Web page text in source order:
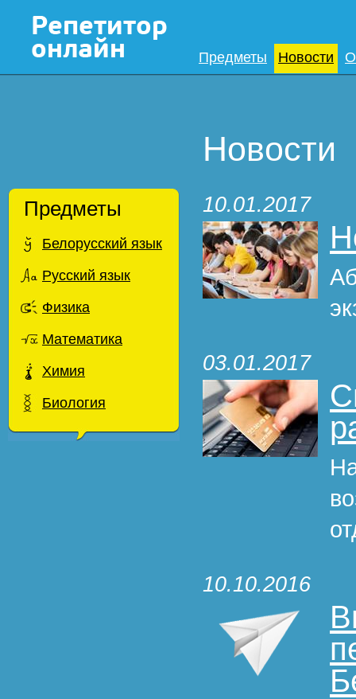
Предметы Новости
Предметы
Белорусский язык
Русский язык
Физика
Математика
Химия
Биология
Новости
10.01.2017
03.01.2017
10.10.2016